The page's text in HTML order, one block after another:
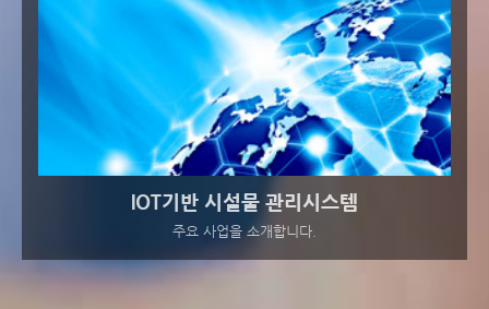
IOT기반 시설물 관리시스템
주요 사업을 소개합니다.